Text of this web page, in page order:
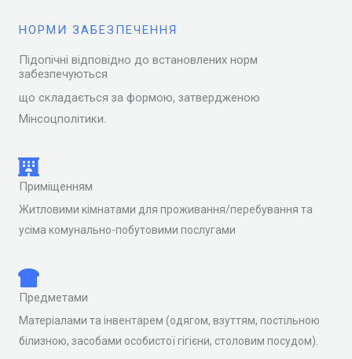
НОРМИ ЗАБЕЗПЕЧЕННЯ
Підопічні відповідно до встановлених норм
забезпечуються
що складається за формою, затвердженою
Мінсоцполітики.
Приміщенням
Житловими кімнатами для проживання/перебування та
усіма комунально-побутовими послугами
Предметами
Матеріалами та інвентарем (одягом, взуттям, постільною
білизною, засобами особистої гігієни, столовим посудом).